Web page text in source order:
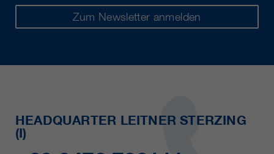
Zum Newsletter anmelden
HEADQUARTER LEITNER STERZING
(I)